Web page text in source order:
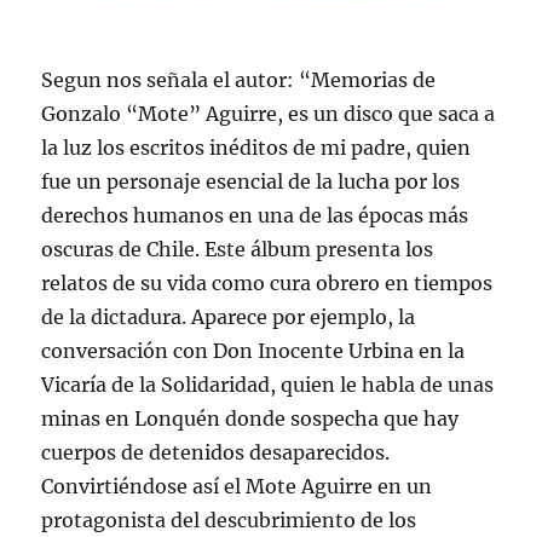
Segun nos señala el autor: “Memorias de
Gonzalo “Mote” Aguirre, es un disco que saca a
la luz los escritos inéditos de mi padre, quien
fue un personaje esencial de la lucha por los
derechos humanos en una de las épocas más
oscuras de Chile. Este álbum presenta los
relatos de su vida como cura obrero en tiempos
de la dictadura. Aparece por ejemplo, la
conversación con Don Inocente Urbina en la
Vicaría de la Solidaridad, quien le habla de unas
minas en Lonquén donde sospecha que hay
cuerpos de detenidos desaparecidos.
Convirtiéndose así el Mote Aguirre en un
protagonista del descubrimiento de los